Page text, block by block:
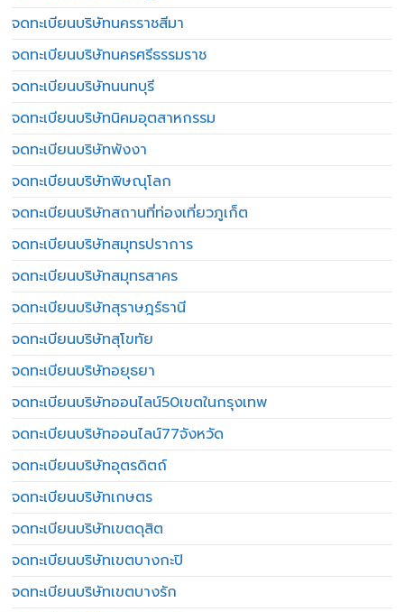
จดทะเบียนบริษัทนครราชสีมา
จดทะเบียนบริษัทนครศรีธรรมราช
จดทะเบียนบริษัทนนทบุรี
จดทะเบียนบริษัทนิคมอุตสาหกรรม
จดทะเบียนบริษัทพังงา
จดทะเบียนบริษัทพิษณุโลก
จดทะเบียนบริษัทสถานที่ท่องเที่ยวภูเก็ต
จดทะเบียนบริษัทสมุทรปราการ
จดทะเบียนบริษัทสมุทรสาคร
จดทะเบียนบริษัทสุราษฎร์ธานี
จดทะเบียนบริษัทสุโขทัย
จดทะเบียนบริษัทอยุธยา
จดทะเบียนบริษัทออนไลน์50เขตในกรุงเทพ
จดทะเบียนบริษัทออนไลน์77จังหวัด
จดทะเบียนบริษัทอุตรดิตถ์
จดทะเบียนบริษัทเกษตร
จดทะเบียนบริษัทเขตดุสิต
จดทะเบียนบริษัทเขตบางกะปิ
จดทะเบียนบริษัทเขตบางรัก